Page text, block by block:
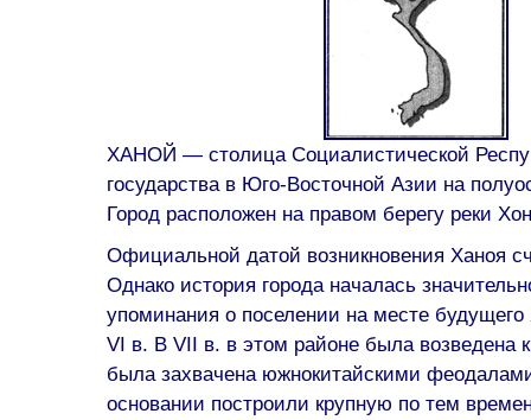
ХАНОЙ — столица Социалистической
государства в Юго-Восточной Азии на
Город расположен на правом берегу реки
Официальной датой возникновения Ханоя
Однако история города началась
упоминания о поселении на месте будущего
VI в. В VII в. в этом районе была возведена
была захвачена южнокитайскими
основании построили крупную по тем